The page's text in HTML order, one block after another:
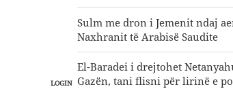
Sulm me dron i Jemenit ndaj
Naxhranit të Arabisë Saudite
El-Baradei i drejtohet
Gazën, tani flisni për lirinë e